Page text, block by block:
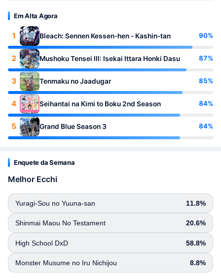
Em Alta Agora
1 Bleach: Sennen Kessen-hen - Kashin-tan 90%
2 Mushoku Tensei III: Isekai Ittara Honki Dasu 87%
3 Tenmaku no Jaadugar 85%
4 Seihantai na Kimi to Boku 2nd Season 84%
5 Grand Blue Season 3 84%
Enquete da Semana
Melhor Ecchi
Yuragi-Sou no Yuuna-san 11.8%
Shinmai Maou No Testament 20.6%
High School DxD 58.8%
Monster Musume no Iru Nichijou 8.8%